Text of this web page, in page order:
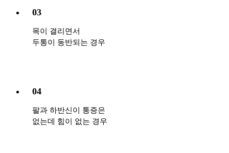
03
목이 결리면서
두통이 동반되는 경우
04
팔과 하반신이 통증은
없는데 힘이 없는 경우